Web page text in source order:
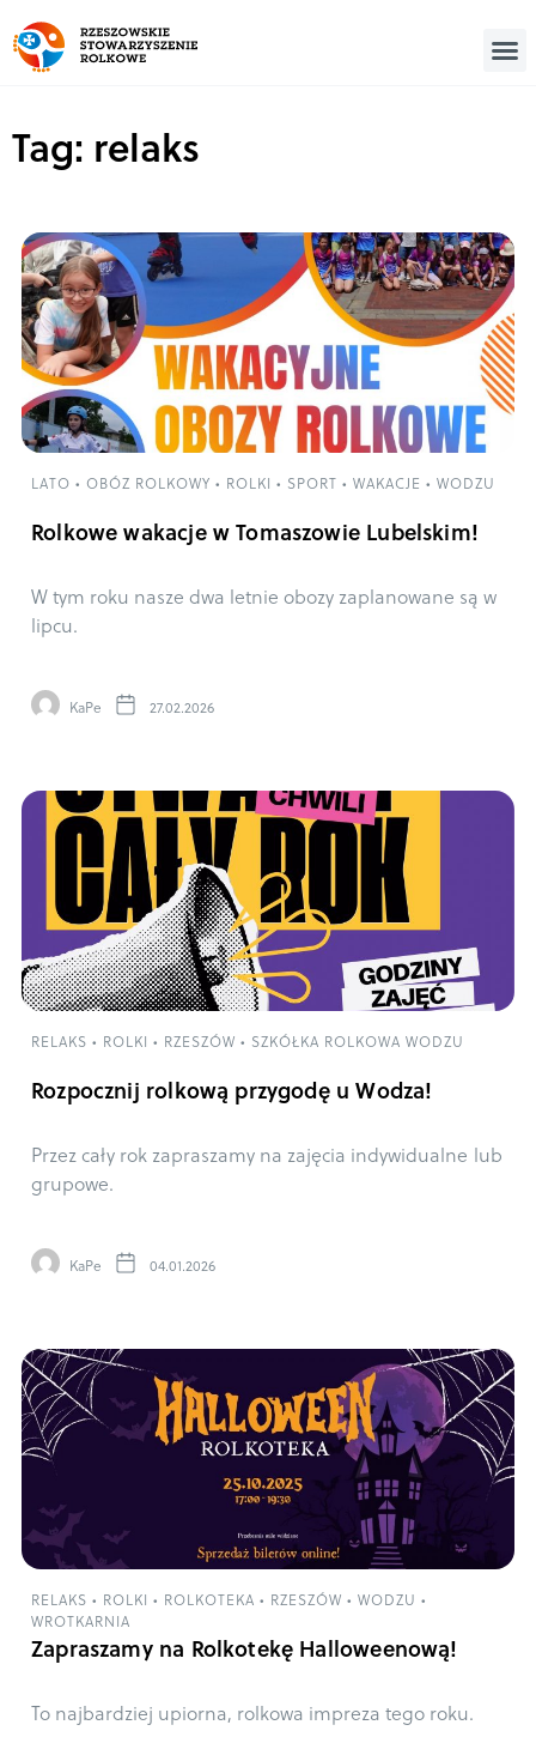
Tag: relaks
LATO • OBÓZ ROLKOWY • ROLKI • SPORT • WAKACJE • WODZU
Rolkowe wakacje w Tomaszowie Lubelskim!
W tym roku nasze dwa letnie obozy zaplanowane są w
lipcu.
KaPe 27.02.2026
RELAKS • ROLKI • RZESZÓW • SZKÓŁKA ROLKOWA WODZU
Rozpocznij rolkową przygodę u Wodza!
Przez cały rok zapraszamy na zajęcia indywidualne lub
grupowe.
KaPe 04.01.2026
RELAKS • ROLKI • ROLKOTEKA • RZESZÓW • WODZU •
WROTKARNIA
Zapraszamy na Rolkotekę Halloweenową!
To najbardziej upiorna, rolkowa impreza tego roku.